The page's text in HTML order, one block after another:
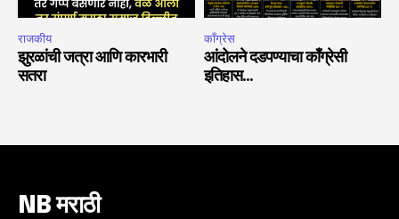
राजकीय
झुरळांची जत्रा आणि कारभारी
सतरा
काँग्रेस
आंदोलने दडपण्याचा काँग्रेसी
इतिहास…
NB मराठी